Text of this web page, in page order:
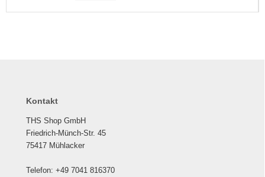
Kontakt
THS Shop GmbH
Friedrich-Münch-Str. 45
75417 Mühlacker
Telefon: +49 7041 816370